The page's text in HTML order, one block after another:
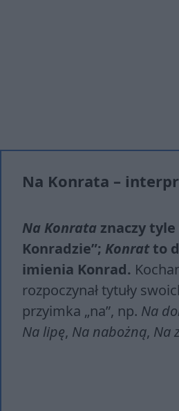
Na Konrata –
Na Konrataznaczy tyle
Konradzie”; Konratto
imienia Konrad.
rozpoczynał tytuły
przyimka „na”, np. Na
Na lipę, Na nabożną, Na